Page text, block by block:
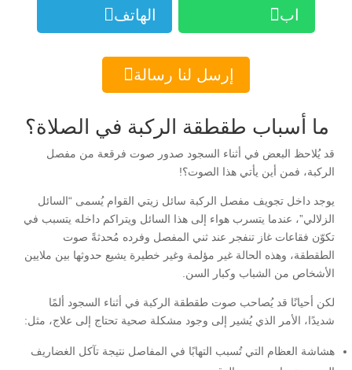
اب
الهاتف
إرسل لنا رسالة
ما أسباب طقطقة الركبة في الصلاة؟
قد يُلاحظ البعض في أثناء السجود صدور صوت فرقعة من مفصل
الركبة، فمن أين يأتي هذا الصوت؟!
يوجد داخل تجويف مفصل الركبة سائل زيتي القوام يُسمى “السائل
الزلالي”، عندما يتسرب هواء إلى هذا السائل ويتراكم داخله يتسبب في
تكوّن فقاعات غاز تنفجر عند ثني المفصل وفرده مُحدثةً صوت
الطقطقة، وهذه الحالة غير مؤلمة وغير خطيرة يشيع حدوثها بين ملايين
الأشخاص من الشباب وكبار السن.
لكن أحيانًا قد يُصاحب صوت طقطقة الركبة في أثناء السجود ألمًا
شديدًا، الأمر الذي يُشير إلى وجود مشكلة صحية تحتاج إلى علاج، مثل:
هشاشة العظام التي تُسبب التهابًا في المفاصل نتيجة تآكل الغضاريف